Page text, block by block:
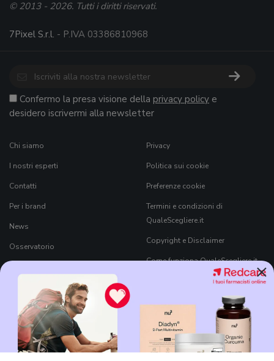
×
© 2013 - 2026. Tutti i diritti riservati.
7Pixel S.r.l. - P.IVA 03386810968
Confermo la presa visione della privacy policy e
desidero iscrivermi alla newsletter
Chi siamo
I nostri esperti
Contatti
Per i brand
News
Osservatorio
Black Friday 2026
Privacy
Politica sui cookie
Preferenze cookie
Termini e condizioni di
QualeScegliere.it
Copyright e Disclaimer
Come funziona QualeScegliere.it